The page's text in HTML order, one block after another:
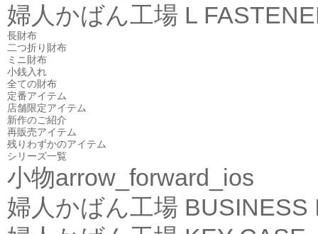
婦人かばん工場 L
長財布
二つ折り財布
ミニ財布
小銭入れ
全ての財布
定番アイテム
店舗限定アイテム
新作のご紹介
再販売アイテム
残りわずかのアイテム
シリーズ一覧
小物arrow_forward_ios
婦人かばん工場 BUSINESS